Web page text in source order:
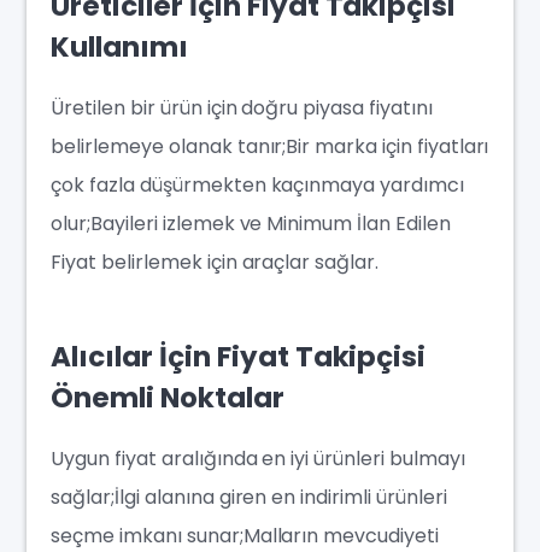
Kullanımı
Üretilen bir ürün için doğru piyasa fiyatını
belirlemeye olanak tanır;Bir marka için fiyatları
çok fazla düşürmekten kaçınmaya yardımcı
olur;Bayileri izlemek ve Minimum İlan Edilen
Fiyat belirlemek için araçlar sağlar.
Alıcılar İçin Fiyat Takipçisi
Önemli Noktalar
Uygun fiyat aralığında en iyi ürünleri bulmayı
sağlar;İlgi alanına giren en indirimli ürünleri
seçme imkanı sunar;Malların mevcudiyeti